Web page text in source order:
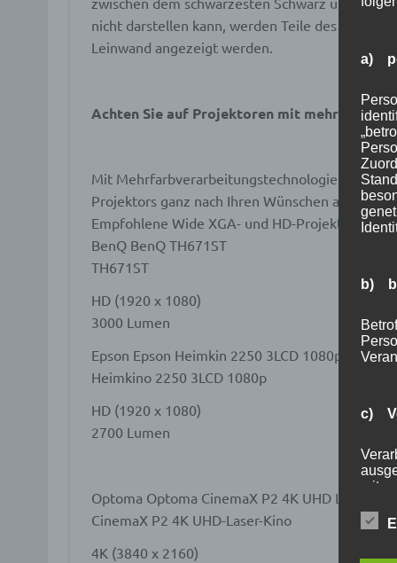
nicht darstellen kann, werden Teile des Bildes
Leinwand angezeigt werden.
Achten Sie auf Projektoren mit mehr
Mit Mehrfarbverarbeitungstechnologien wie
Projektors ganz nach Ihren Wünschen anpassen.
Empfohlene Wide XGA- und HD-Projektoren
BenQ BenQ TH671ST
TH671ST
HD (1920 x 1080)
3000 Lumen
Epson Epson Heimkin 2250 3LCD 1080p
Heimkino 2250 3LCD 1080p
HD (1920 x 1080)
2700 Lumen
Optoma Optoma CinemaX P2 4K UHD Laser-Kino
CinemaX P2 4K UHD-Laser-Kino
4K (3840 x 2160)
a)
b)
c)
mit